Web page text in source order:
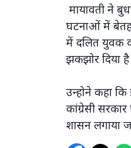
मायावती ने
घटनाओं में
में दलित युवक
झकझोर दिया
उन्होने कहा
कांग्रेसी
शासन लगाया